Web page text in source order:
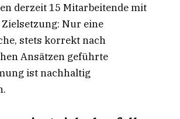
derzeit 15 Mitarbeitende mit
Nur eine
stets korrekt nach
Ansätzen geführte
ist nachhaltig